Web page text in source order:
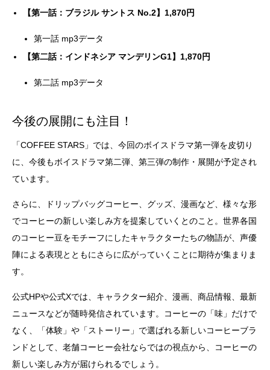
【第一話：ブラジル サントス No.2】1,870円
第一話 mp3データ
【第二話：インドネシア マンデリンG1】1,870円
第二話 mp3データ
今後の展開にも注目！
「COFFEE STARS」では、今回のボイスドラマ第一弾を皮切り
に、今後もボイスドラマ第二弾、第三弾の制作・展開が予定され
ています。
さらに、ドリップバッグコーヒー、グッズ、漫画など、様々な形
でコーヒーの新しい楽しみ方を提案していくとのこと。世界各国
のコーヒー豆をモチーフにしたキャラクターたちの物語が、声優
陣による表現とともにさらに広がっていくことに期待が集まりま
す。
公式HPや公式Xでは、キャラクター紹介、漫画、商品情報、最新
ニュースなどが随時発信されています。コーヒーの「味」だけで
なく、「体験」や「ストーリー」で選ばれる新しいコーヒーブラ
ンドとして、老舗コーヒー会社ならではの視点から、コーヒーの
新しい楽しみ方が届けられるでしょう。